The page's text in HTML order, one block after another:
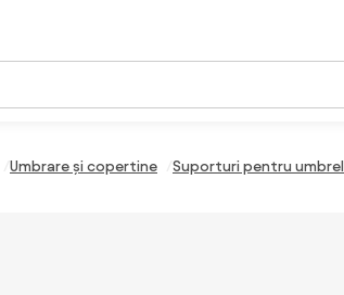
Umbrare și copertine Suporturi pentru